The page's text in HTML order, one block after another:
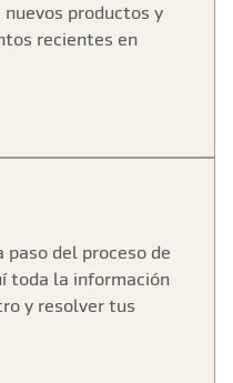
productos y
recientes en
paso del proceso de
toda la información
y resolver tus